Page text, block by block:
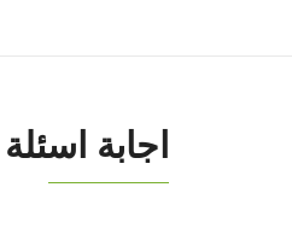
اجابة اسئلة